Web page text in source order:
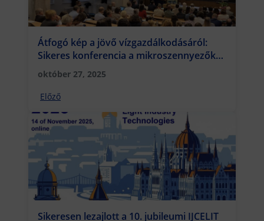
Átfogó kép a jövő vízgazdálkodásáról:
Sikeres konferencia a mikroszennyezők
kezelésének kihívásairól a Rejtő Karon
október 27, 2025
Előző
Sikeresen lezajlott a 10. jubileumi IJCELIT